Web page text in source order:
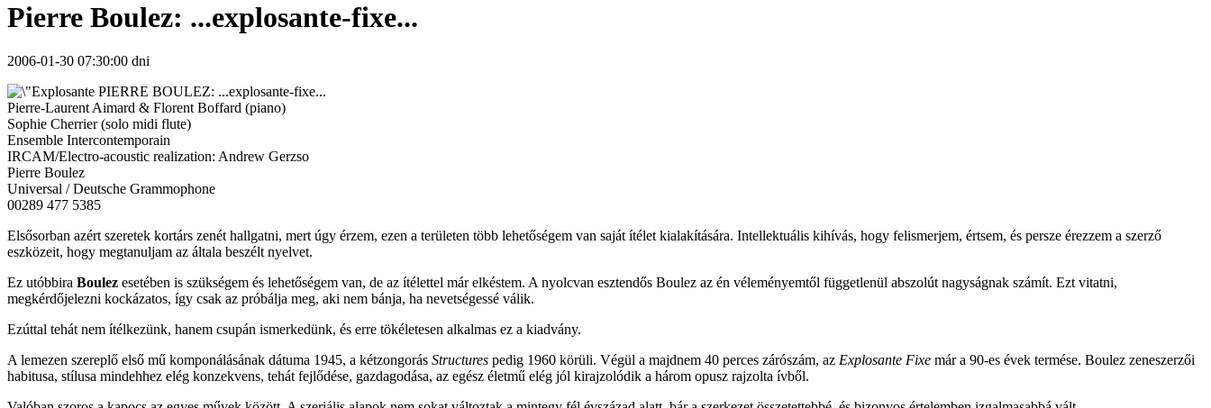
Pierre Boulez: ...explosante-fixe...
2006-01-30 07:30:00 dni
PIERRE BOULEZ: ...explosante-fixe...
Pierre-Laurent Aimard & Florent Boffard (piano)
Sophie Cherrier (solo midi flute)
Ensemble Intercontemporain
IRCAM/Electro-acoustic realization: Andrew Gerzso
Pierre Boulez
Universal / Deutsche Grammophone
00289 477 5385
Elsősorban azért szeretek kortárs zenét hallgatni, mert úgy érzem, ezen a területen több lehetőségem van saját ítélet kialakítására. Intellektuális kihívás, hogy felismerjem, értsem, és persze érezzem a szerző
eszközeit, hogy megtanuljam az általa beszélt nyelvet.
Ez utóbbira Boulez esetében is szükségem és lehetőségem van, de az ítélettel már elkéstem. A nyolcvan esztendős Boulez az én véleményemtől függetlenül abszolút nagyságnak számít. Ezt vitatni,
megkérdőjelezni kockázatos, így csak az próbálja meg, aki nem bánja, ha nevetségessé válik.
Ezúttal tehát nem ítélkezünk, hanem csupán ismerkedünk, és erre tökéletesen alkalmas ez a kiadvány.
A lemezen szereplő első mű komponálásának dátuma 1945, a kétzongorás Structures pedig 1960 körüli. Végül a majdnem 40 perces zárószám, az Explosante Fixe már a 90-es évek termése. Boulez zeneszerzői
habitusa, stílusa mindehhez elég konzekvens, tehát fejlődése, gazdagodása, az egész életmű elég jól kirajzolódik a három opusz rajzolta ívből.